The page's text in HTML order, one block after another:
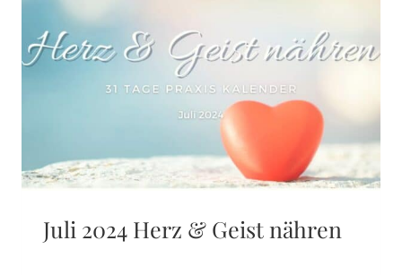
Juli 2024 Herz & Geist nähren